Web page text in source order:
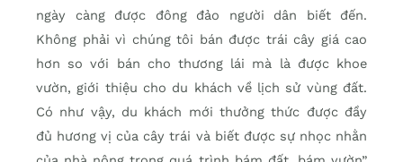
ngày càng được đông đảo người dân biết đến.
Không phải vì chúng tôi bán được trái cây giá cao
hơn so với bán cho thương lái mà là được khoe
vườn, giới thiệu cho du khách về lịch sử vùng đất.
Có như vậy, du khách mới thưởng thức được đầy
đủ hương vị của cây trái và biết được sự nhọc nhằn